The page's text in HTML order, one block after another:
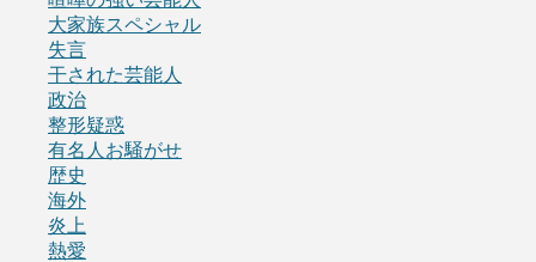
大家族スペシャル
失言
干された芸能人
政治
整形疑惑
有名人お騒がせ
歴史
海外
炎上
熱愛